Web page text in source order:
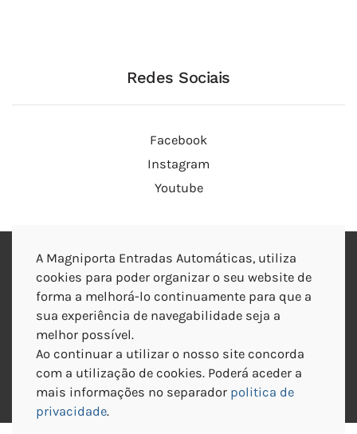
Redes Sociais
Facebook
Instagram
Youtube
POLITICA DE COOKIES
POLITICA E PRIVACIDADE
CONDIÇÕES GERAIS DE VENDA
A Magniporta Entradas Automáticas, utiliza
cookies para poder organizar o seu website de
forma a melhorá-lo continuamente para que a
sua experiência de navegabilidade seja a
melhor possível.
Ao continuar a utilizar o nosso site concorda
com a utilização de cookies. Poderá aceder a
mais informações no separador politica de
privacidade.